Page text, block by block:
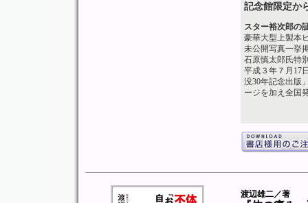
記念館限定か
スター裕次郎の
豪華大型上製本
未公開写真一挙
石原慎太郎氏特
平成３年７月17
没30年記念出版
ージを加え全国
渡辺雄二／著